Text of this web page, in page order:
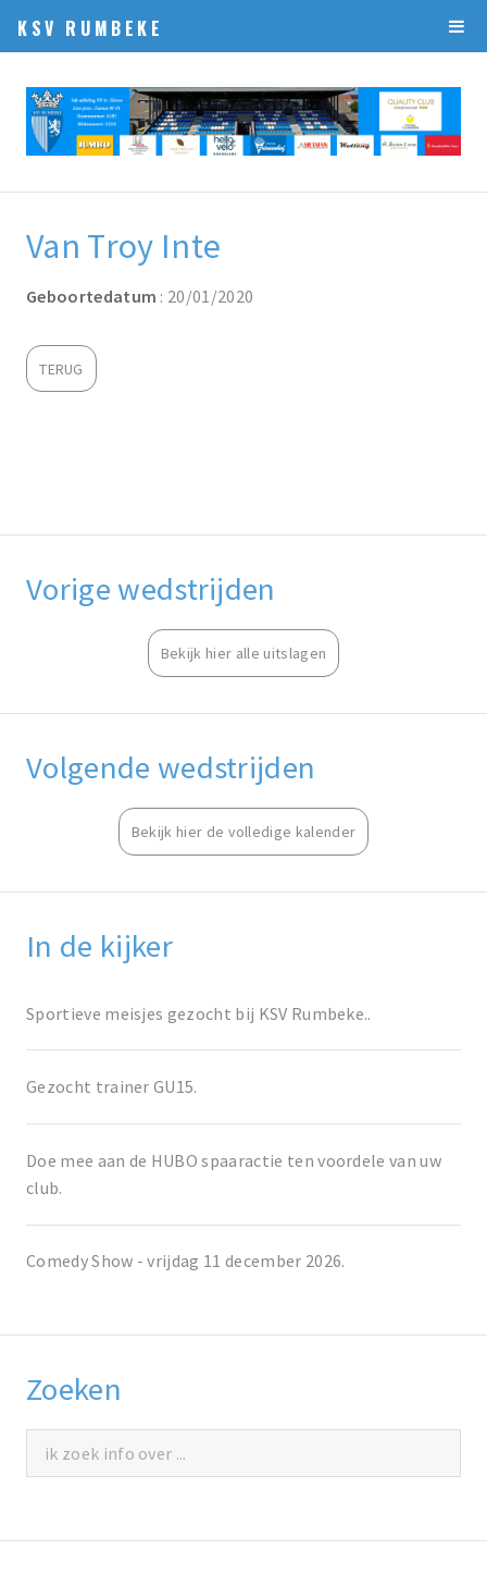
KSV RUMBEKE
Van Troy Inte
Geboortedatum : 20/01/2020
TERUG
Vorige wedstrijden
Bekijk hier alle uitslagen
Volgende wedstrijden
Bekijk hier de volledige kalender
In de kijker
Sportieve meisjes gezocht bij KSV Rumbeke..
Gezocht trainer GU15.
Doe mee aan de HUBO spaaractie ten voordele van uw
club.
Comedy Show - vrijdag 11 december 2026.
Zoeken